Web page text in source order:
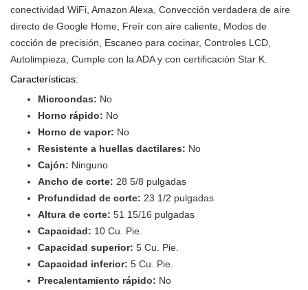
conectividad WiFi, Amazon Alexa, Convección verdadera de aire
directo de Google Home, Freír con aire caliente, Modos de
cocción de precisión, Escaneo para cocinar, Controles LCD,
Autolimpieza, Cumple con la ADA y con certificación Star K.
Características:
Microondas: No
Horno rápido: No
Horno de vapor: No
Resistente a huellas dactilares: No
Cajón: Ninguno
Ancho de corte: 28 5/8 pulgadas
Profundidad de corte: 23 1/2 pulgadas
Altura de corte: 51 15/16 pulgadas
Capacidad: 10 Cu. Pie.
Capacidad superior: 5 Cu. Pie.
Capacidad inferior: 5 Cu. Pie.
Precalentamiento rápido: No